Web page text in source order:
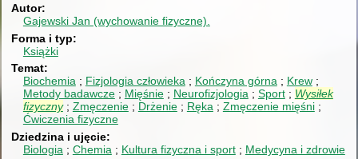
Autor
Gajewski Jan (wychowanie fizyczne).
Forma i typ
Książki
Temat
Biochemia
Fizjologia człowieka Kończyna górna
Krew
Metody badawcze
Mięśnie Neurofizjologia Sport
Wysiłek
fizyczny
Zmęczenie Drżenie Ręka
Zmęczenie mięśni
Ćwiczenia fizyczne
Dziedzina i ujęcie
Biologia
Chemia Kultura fizyczna i sport
Medycyna i zdrowie